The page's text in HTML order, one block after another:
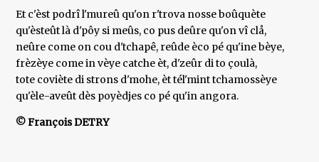
Et c'èst podrî l'mureû qu'on r'trova nosse boûquète
qu'èsteût là d'pôy si meûs, co pus deûre qu'on vî clå,
neûre come on cou d'tchapê, reûde èco pé qu'ine bèye,
frèzèye come in vèye catche èt, d'zeûr di to çoulà,
tote coviète di strons d'mohe, èt tél'mint tchamossèye
qu'èle-aveût dès poyèdjes co pé qu'in angora.
© François DETRY